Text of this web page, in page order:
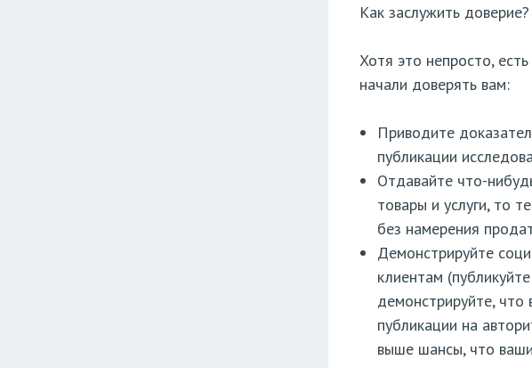
Как заслужить доверие?
Хотя это непросто,
начали доверять вам:
Приводите
публикации
Отдавайте что-
товары и услуги, то
без намерения
Демонстрируйте
клиентам
демонстрируйте, что
публикации на
выше шансы, что